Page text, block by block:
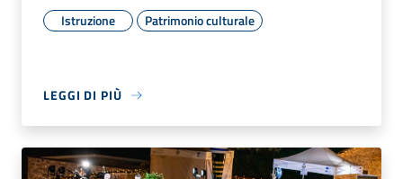
Istruzione Patrimonio culturale
LEGGI DI PIÙ